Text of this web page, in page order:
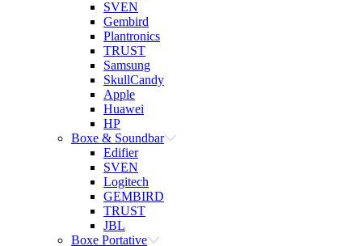
SVEN
Gembird
Plantronics
TRUST
Samsung
SkullCandy
Apple
Huawei
HP
Boxe & Soundbar
Edifier
SVEN
Logitech
GEMBIRD
TRUST
JBL
Boxe Portative